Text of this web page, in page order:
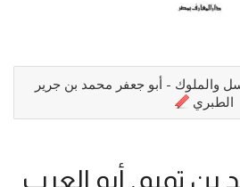
والملوك - أبو جعفر محمد بن جرير
الطبري
بن تميم, أبو العرب